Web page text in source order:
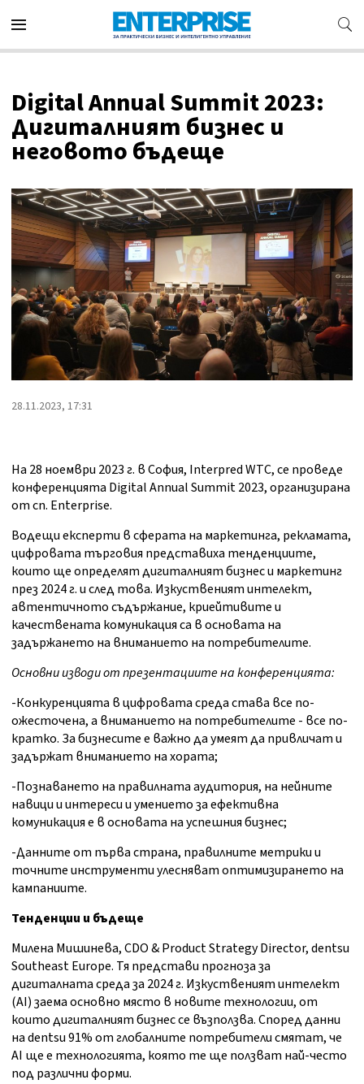
Digital Annual Summit 2023:
Дигиталният бизнес и
неговото бъдеще
28.11.2023, 17:31
На 28 ноември 2023 г. в София, Interpred WTC, се проведе
конференцията Digital Annual Summit 2023, организирана
от сп. Enterprise.
Водещи експерти в сферата на маркетинга, рекламата,
цифровата търговия представиха тенденциите,
които ще определят дигиталният бизнес и маркетинг
през 2024 г. и след това. Изкуственият интелект,
автентичното съдържание, криейтивите и
качествената комуникация са в основата на
задържането на вниманието на потребителите.
Основни изводи от презентациите на конференцията:
-Конкуренцията в цифровата среда става все по-
ожесточена, а вниманието на потребителите - все по-
кратко. За бизнесите е важно да умеят да привличат и
задържат вниманието на хората;
-Познаването на правилната аудитория, на нейните
навици и интереси и умението за ефективна
комуникация е в основата на успешния бизнес;
-Данните от първа страна, правилните метрики и
точните инструменти улесняват оптимизирането на
кампаниите.
Тенденции и бъдеще
Милена Мишинева, CDO & Product Strategy Director, dentsu
Southeast Europe. Тя представи прогноза за
дигиталната среда за 2024 г. Изкуственият интелект
(AI) заема основно място в новите технологии, от
които дигиталният бизнес се възползва. Според данни
на dentsu 91% от глобалните потребители смятат, че
AI ще е технологията, която те ще ползват най-често
под различни форми.